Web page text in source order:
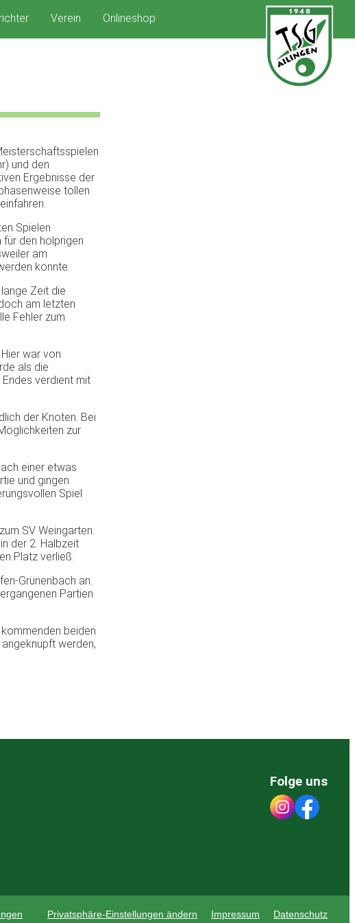
Verein Onlineshop
und den
Ergebnisse der
tollen
Spielen
den holprigen
am
konnte.
Zeit die
am letzten
Fehler zum
war von
als die
verdient mit
der Knoten. Bei
zur
einer etwas
und gingen
Spiel
SV Weingarten.
der 2. Halbzeit
Platz verließ.
Grünenbach an.
Partien
beiden
werden,
Folge uns
Privatsphäre-Einstellungen ändern Impressum Datenschutz